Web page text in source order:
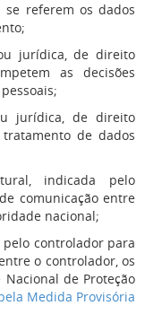
referem os dados
jurídica, de direito
as decisões
jurídica, de direito
de dados
indicada pelo
comunicação entre
nacional;
pelo controlador para
o controlador, os
de Proteção
Medida Provisória